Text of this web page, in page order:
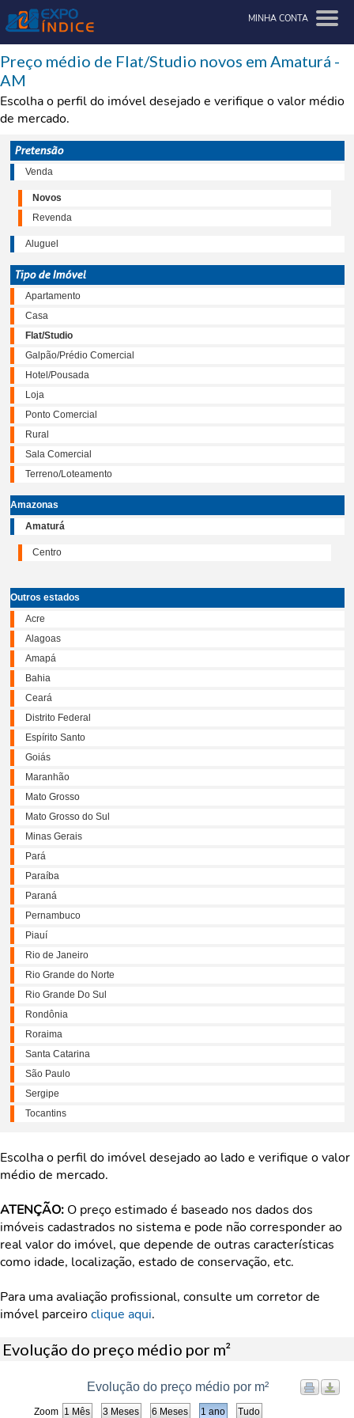
MINHA CONTA
Preço médio de Flat/Studio novos em Amaturá -
AM
Escolha o perfil do imóvel desejado e verifique o valor médio
de mercado.
Pretensão
Venda
Novos
Revenda
Aluguel
Tipo de Imóvel
Apartamento
Casa
Flat/Studio
Galpão/Prédio Comercial
Hotel/Pousada
Loja
Ponto Comercial
Rural
Sala Comercial
Terreno/Loteamento
Amazonas
Amaturá
Centro
Outros estados
Acre
Alagoas
Amapá
Bahia
Ceará
Distrito Federal
Espírito Santo
Goiás
Maranhão
Mato Grosso
Mato Grosso do Sul
Minas Gerais
Pará
Paraíba
Paraná
Pernambuco
Piauí
Rio de Janeiro
Rio Grande do Norte
Rio Grande Do Sul
Rondônia
Roraima
Santa Catarina
São Paulo
Sergipe
Tocantins
Escolha o perfil do imóvel desejado ao lado e verifique o valor
médio de mercado.
ATENÇÃO: O preço estimado é baseado nos dados dos
imóveis cadastrados no sistema e pode não corresponder ao
real valor do imóvel, que depende de outras características
como idade, localização, estado de conservação, etc.
Para uma avaliação profissional, consulte um corretor de
imóvel parceiroclique aqui.
Evolução do preço médio por m²
Zoom
Evolução do preço médio por m²
1 Mês 3 Meses 6 Meses 1 ano Tudo